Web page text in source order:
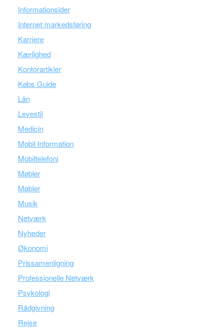
Informationsider
Internet markedsføring
Karriere
Kærlighed
Kontorartikler
Købs Guide
Lån
Levestil
Medicin
Mobil Information
Mobiltelefoni
Møbler
Møbler
Musik
Netværk
Nyheder
Økonomi
Prissamenligning
Professionelle Netværk
Psykologi
Rådgivning
Rejse